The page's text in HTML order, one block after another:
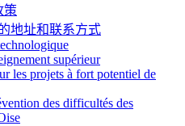
策
地址和联系方式
supérieur
les projets à fort potentiel de
des difficultés des